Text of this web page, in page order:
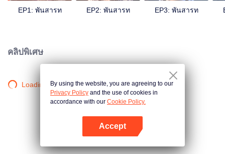
EP1: พันสารท EP2: พันสารท EP3: พันสารท
คลิปพิเศษ
Loading…By using the website, you are agreeing to our
Privacy Policy and the use of cookies in
accordance with our Cookie Policy.
Accept